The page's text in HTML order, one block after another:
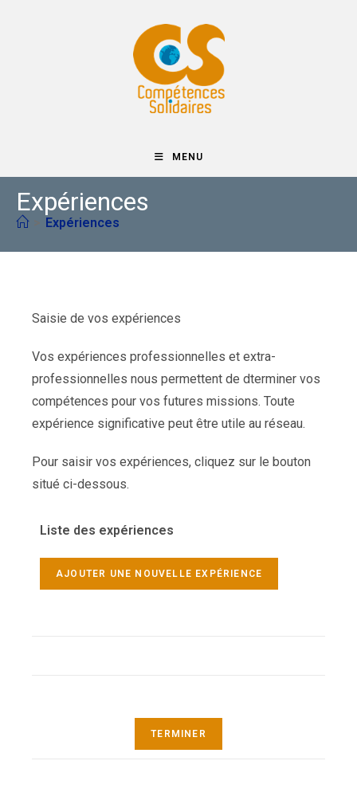
MENU
Expériences
Expériences
Saisie de vos expériences
Vos expériences professionnelles et extra-
professionnelles nous permettent de dterminer vos
compétences pour vos futures missions. Toute
expérience significative peut être utile au réseau.
Pour saisir vos expériences, cliquez sur le bouton
situé ci-dessous.
Liste des expériences